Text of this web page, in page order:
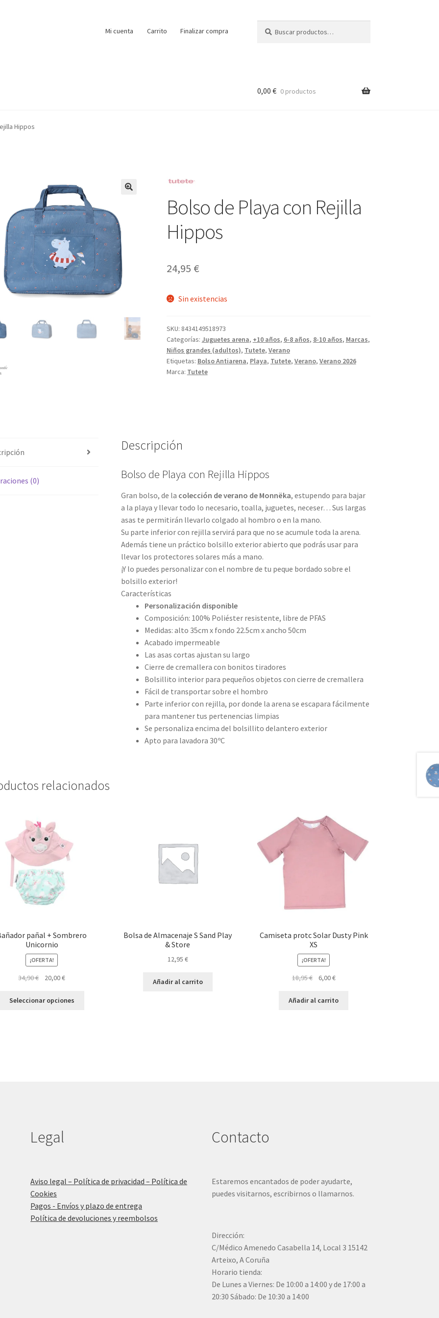
Mi cuenta Carrito Finalizar compra
por:
0,00 € 0 productos
Hippos
Bolso de Playa con Rejilla
Hippos
24,95 €
Sin existencias
SKU: 8434149518973
Categorías: Juguetes arena, +10 años, 6-8 años, 8-10 años, Marcas,
Niños grandes (adultos), Tutete, Verano
Etiquetas: Bolso Antiarena, Playa, Tutete, Verano, Verano 2026
Marca: Tutete
(0)
Descripción
Bolso de Playa con Rejilla Hippos
Gran bolso, de la colección de verano de Monnëka, estupendo para bajar
a la playa y llevar todo lo necesario, toalla, juguetes, neceser… Sus largas
asas te permitirán llevarlo colgado al hombro o en la mano.
Su parte inferior con rejilla servirá para que no se acumule toda la arena.
Además tiene un práctico bolsillo exterior abierto que podrás usar para
llevar los protectores solares más a mano.
¡Y lo puedes personalizar con el nombre de tu peque bordado sobre el
bolsillo exterior!
Características
Personalización disponible
Composición: 100% Poliéster resistente, libre de PFAS
Medidas: alto 35cm x fondo 22.5cm x ancho 50cm
Acabado impermeable
Las asas cortas ajustan su largo
Cierre de cremallera con bonitos tiradores
Bolsillito interior para pequeños objetos con cierre de cremallera
Fácil de transportar sobre el hombro
Parte inferior con rejilla, por donde la arena se escapara fácilmente
para mantener tus pertenencias limpias
Se personaliza encima del bolsillito delantero exterior
Apto para lavadora 30ºC
relacionados
pañal + Sombrero
Unicornio
¡OFERTA!
34,90€
original
20,00€El
actual
Seleccionar opciones
Bolsa de Almacenaje S Sand Play
& Store
12,95 €
Añadir al carrito
Camiseta protc Solar Dusty Pink
XS
¡OFERTA!
18,95€
original
6,00€El
actual
Añadir al carrito
Legal
Aviso legal – Política de privacidad – Política de
Cookies
Pagos - Envíos y plazo de entrega
Política de devoluciones y reembolsos
Contacto
Estaremos encantados de poder ayudarte,
puedes visitarnos, escribirnos o llamarnos.
Dirección:
C/Médico Amenedo Casabella 14, Local 3 15142
Arteixo, A Coruña
Horario tienda:
De Lunes a Viernes: De 10:00 a 14:00 y de 17:00 a
20:30 Sábado: De 10:30 a 14:00